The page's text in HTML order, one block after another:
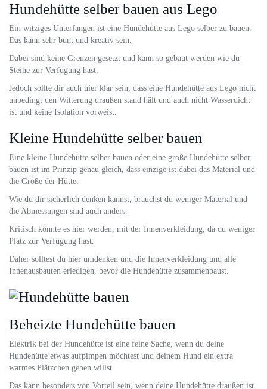
Hundehütte selber bauen aus Lego
Ein witziges Unterfangen ist eine Hundehütte aus Lego selber zu bauen.
Das kann sehr bunt und kreativ sein.
Dabei sind keine Grenzen gesetzt und kann so gebaut werden wie du
Steine zur Verfügung hast.
Jedoch sollte dir auch hier klar sein, dass eine Hundehütte aus Lego nicht
unbedingt den Witterung draußen stand hält und auch nicht Wasserdicht
ist und keine Isolation vorweist.
Kleine Hundehütte selber bauen
Eine kleine Hundehütte selber bauen oder eine große Hundehütte selber
bauen ist im Prinzip genau gleich, dass einzige ist dabei das Material und
die Größe der Hütte.
Wie du dir sicherlich denken kannst, brauchst du weniger Material und
die Abmessungen sind auch anders.
Kritisch könnte es hier werden, mit der Innenverkleidung, da du weniger
Platz zur Verfügung hast.
Daher solltest du hier umdenken und die Innenverkleidung und alle
Innenausbauten erledigen, bevor die Hundehütte zusammenbaust.
Beheizte Hundehütte bauen
Elektrik bei der Hundehütte ist eine feine Sache, wenn du deine
Hundehütte etwas aufpimpen möchtest und deinem Hund ein extra
warmes Plätzchen geben willst.
Das kann besonders von Vorteil sein, wenn deine Hundehütte draußen ist